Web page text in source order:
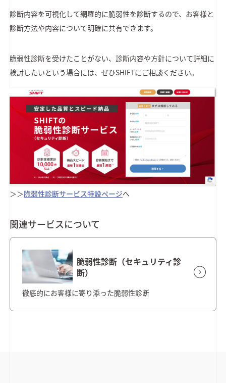
診断内容を可視化して網羅的に脆弱性を診断するので、お客様と
診断方法や内容について明確に共有できます。
脆弱性診断を受けたことがない、診断内容や方針について詳細に
検討したいという場合には、ぜひSHIFTにご相談ください。
＞＞脆弱性診断サービス特設ページへ
関連サービスについて
脆弱性診断（セキュリティ診
断）
徹底的にお客様に寄り添った脆弱性診断